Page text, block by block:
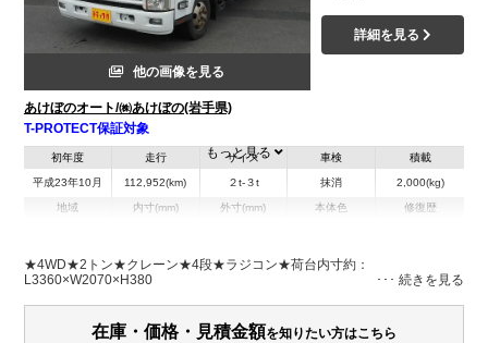
他の画像を見る
あけぼのオート/㈱あけぼの(岩手県)
T-PROTECT保証対象
詳細を見る
初年度
平成23年10月
走行
112,952(km)
サイズ
２t-３t
車検
抹消
積載
2,000(kg)
地域 内寸(mm)
H:380
外寸(mm)
H:2,660
本体色 修復歴
パワステ パワーウィンドウ
もっと見る
★4WD★2トン★クレーン★4段★ラジコン★荷台内寸約：
L3360×W2070×H380
在庫・価格・見積金額を知りたい方はこちら